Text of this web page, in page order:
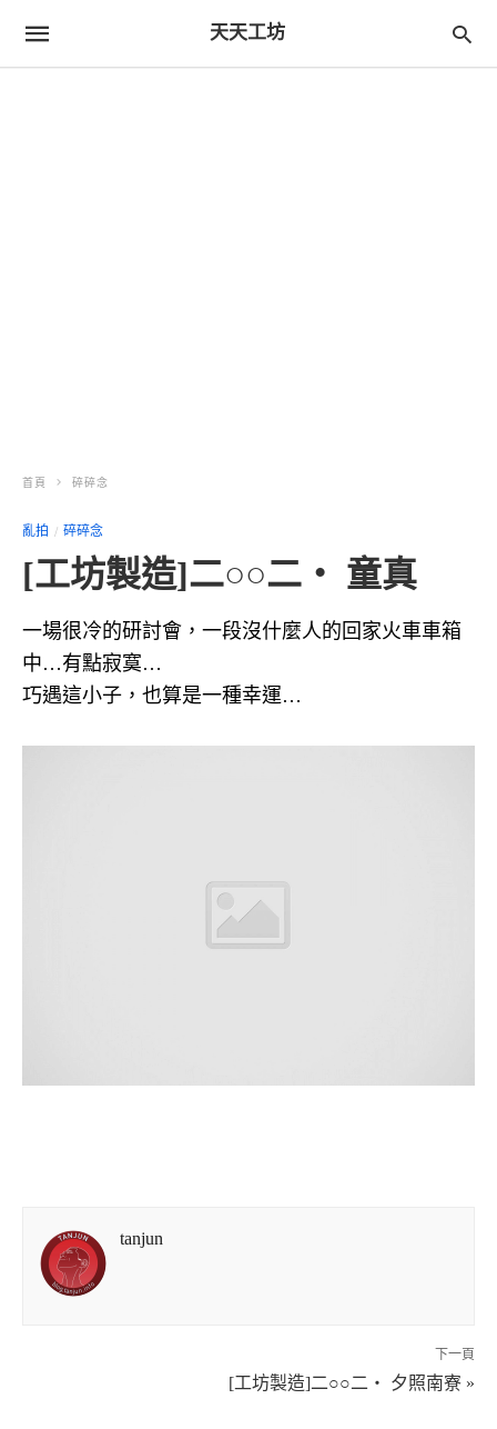
天天工坊
首頁 碎碎念
亂拍 碎碎念
[工坊製造]二○○二‧ 童真
一場很冷的研討會，一段沒什麼人的回家火車車箱
中…有點寂寞…
巧遇這小子，也算是一種幸運…
tanjun
下一頁
[工坊製造]二○○二‧ 夕照南寮 »